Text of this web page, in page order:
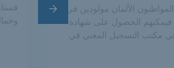
الألمان مولودين في
فيمكنهم الحصول على شهادة
في مكتب التسجيل المعني في
الشريحة التالية